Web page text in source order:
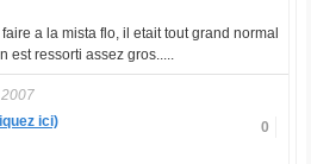
a la mista flo, il etait tout grand normal
est ressorti assez gros.....
0
ici)